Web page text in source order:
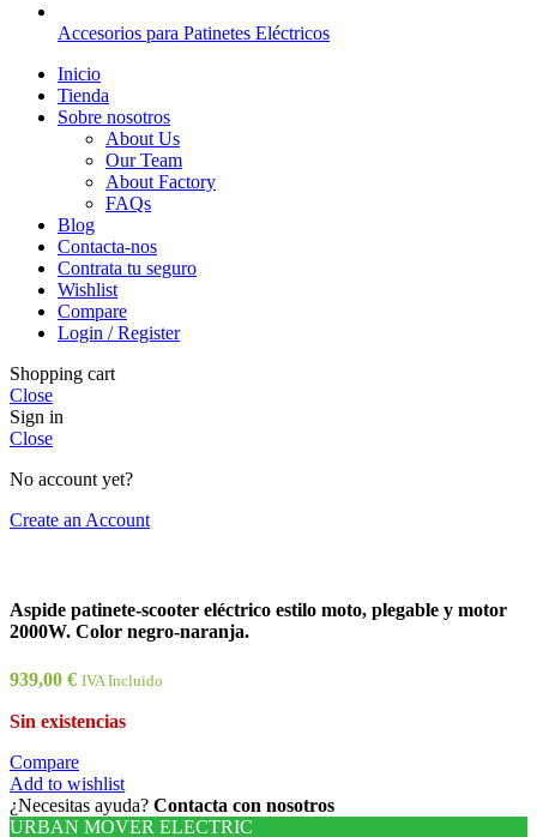
Accesorios para Patinetes Eléctricos
Inicio
Tienda
Sobre nosotros
About Us
Our Team
About Factory
FAQs
Blog
Contacta-nos
Contrata tu seguro
Wishlist
Compare
Login / Register
Shopping cart
Close
Sign in
Close
No account yet?
Create an Account
Aspide patinete-scooter eléctrico estilo moto, plegable y motor
2000W. Color negro-naranja.
939,00 € IVA Incluido
Sin existencias
Compare
Add to wishlist
¿Necesitas ayuda? Contacta con nosotros
URBAN MOVER ELECTRIC